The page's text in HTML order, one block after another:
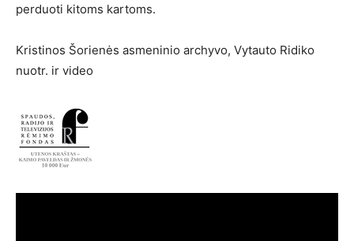
perduoti kitoms kartoms.
Kristinos Šorienės asmeninio archyvo, Vytauto Ridiko
nuotr. ir video